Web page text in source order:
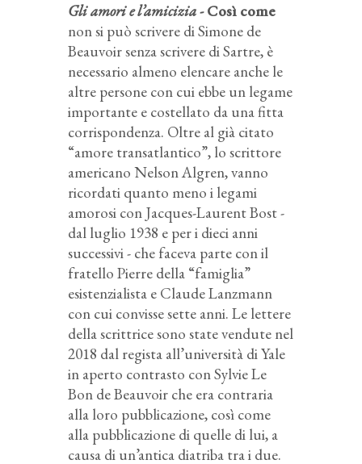
Gli amori e l’amicizia - Così come
non si può scrivere di Simone de
Beauvoir senza scrivere di Sartre, è
necessario almeno elencare anche le
altre persone con cui ebbe un legame
importante e costellato da una fitta
corrispondenza. Oltre al già citato
“amore transatlantico”, lo scrittore
americano Nelson Algren, vanno
ricordati quanto meno i legami
amorosi con Jacques-Laurent Bost -
dal luglio 1938 e per i dieci anni
successivi - che faceva parte con il
fratello Pierre della “famiglia”
esistenzialista e Claude Lanzmann
con cui convisse sette anni. Le lettere
della scrittrice sono state vendute nel
2018 dal regista all’università di Yale
in aperto contrasto con Sylvie Le
Bon de Beauvoir che era contraria
alla loro pubblicazione, così come
alla pubblicazione di quelle di lui, a
causa di un’antica diatriba tra i due.